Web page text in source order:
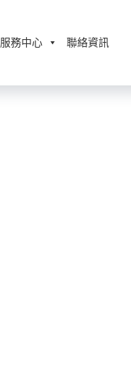
服務中心 聯絡資訊